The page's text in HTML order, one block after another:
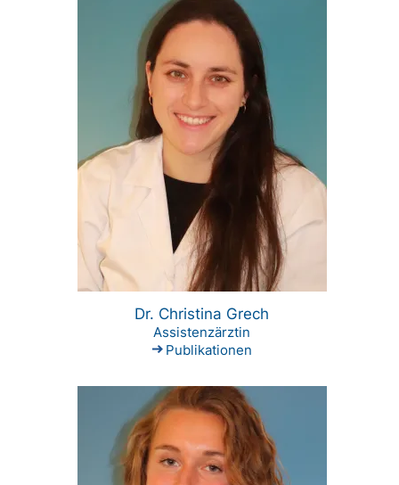
Dr. Christina Grech
Assistenzärztin
Publikationen